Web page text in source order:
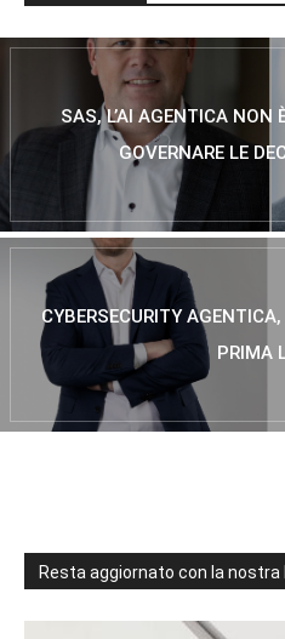
SAS, L’AI AGENTICA NON
GOVERNARE LE
CYBERSECURITY
PRIMA
Resta aggiornato con la